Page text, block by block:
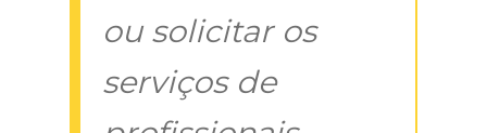
ou solicitar os
serviços de